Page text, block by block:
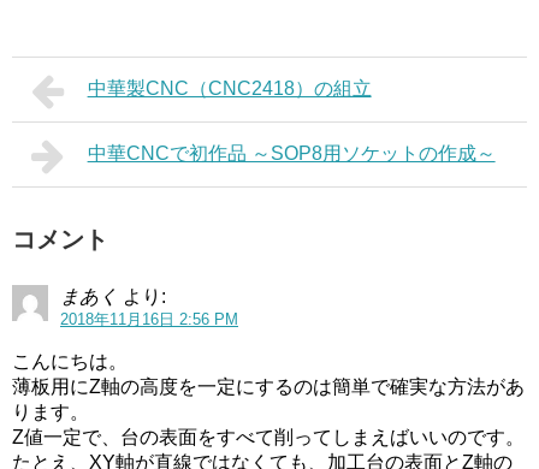
中華製CNC（CNC2418）の組立
中華CNCで初作品 ～SOP8用ソケットの作成～
コメント
まあく より:
2018年11月16日 2:56 PM
こんにちは。
薄板用にZ軸の高度を一定にするのは簡単で確実な方法があ
ります。
Z値一定で、台の表面をすべて削ってしまえばいいのです。
たとえ、XY軸が直線ではなくても、加工台の表面とZ軸の